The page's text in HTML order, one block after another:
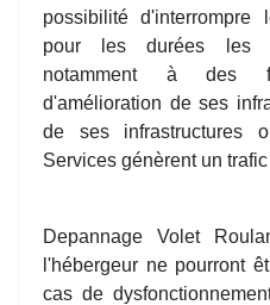
possibilité d'interrompre
pour les durées les
notamment à des
d'amélioration de ses
de ses infrastructures
Services génèrent un
Depannage Volet
l'hébergeur ne pourront
cas de